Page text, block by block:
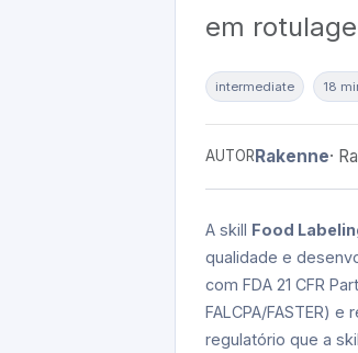
em
intermediate 18
AUTORRakenne·
A skill Food
qualidade e
com FDA 21 CFR
FALCPA/FASTER)
regulatório que a